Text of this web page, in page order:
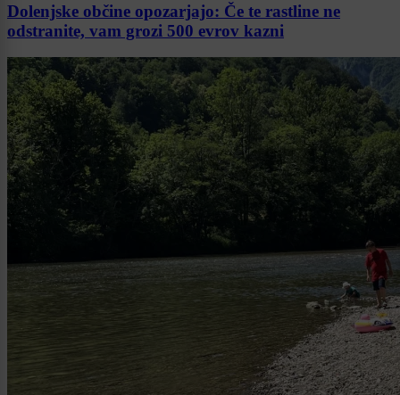
Dolenjske občine opozarjajo: Če te rastline ne
odstranite, vam grozi 500 evrov kazni